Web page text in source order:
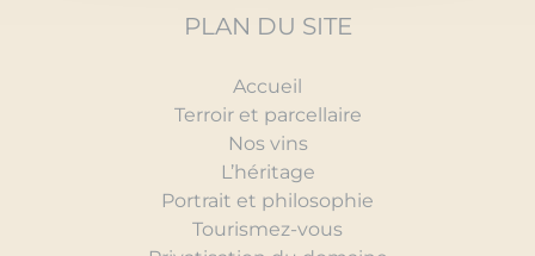
PLAN DU SITE
Accueil
Terroir et parcellaire
Nos vins
L’héritage
Portrait et philosophie
Tourismez-vous